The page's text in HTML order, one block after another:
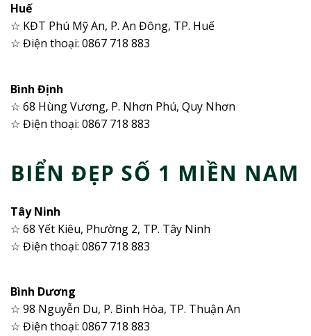
Huế
☆ KĐT Phú Mỹ An, P. An Đông, TP. Huế
☆ Điện thoại: 0867 718 883
Bình Định
☆ 68 Hùng Vương, P. Nhơn Phú, Quy Nhơn
☆ Điện thoại: 0867 718 883
BIỂN ĐẸP SỐ 1 MIỀN NAM
Tây Ninh
☆ 68 Yết Kiêu, Phường 2, TP. Tây Ninh
☆ Điện thoại: 0867 718 883
Bình Dương
☆ 98 Nguyễn Du, P. Bình Hòa, TP. Thuận An
☆ Điện thoại: 0867 718 883